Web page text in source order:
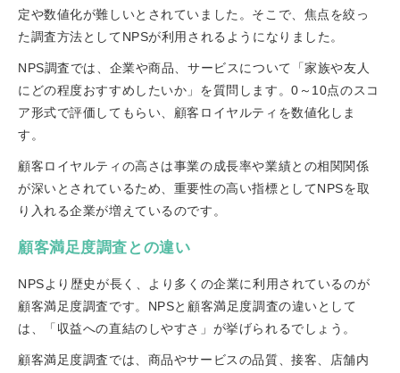
定や数値化が難しいとされていました。そこで、焦点を絞っ
た調査方法としてNPSが利用されるようになりました。
NPS調査では、企業や商品、サービスについて「家族や友人
にどの程度おすすめしたいか」を質問します。0～10点のスコ
ア形式で評価してもらい、顧客ロイヤルティを数値化しま
す。
顧客ロイヤルティの高さは事業の成長率や業績との相関関係
が深いとされているため、重要性の高い指標としてNPSを取
り入れる企業が増えているのです。
顧客満足度調査との違い
NPSより歴史が長く、より多くの企業に利用されているのが
顧客満足度調査です。NPSと顧客満足度調査の違いとして
は、「収益への直結のしやすさ」が挙げられるでしょう。
顧客満足度調査では、商品やサービスの品質、接客、店舗内